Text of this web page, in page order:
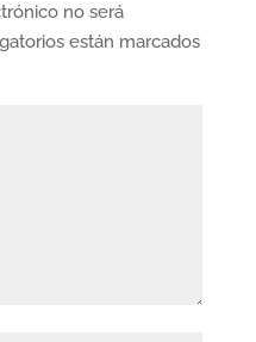
no será
están marcados